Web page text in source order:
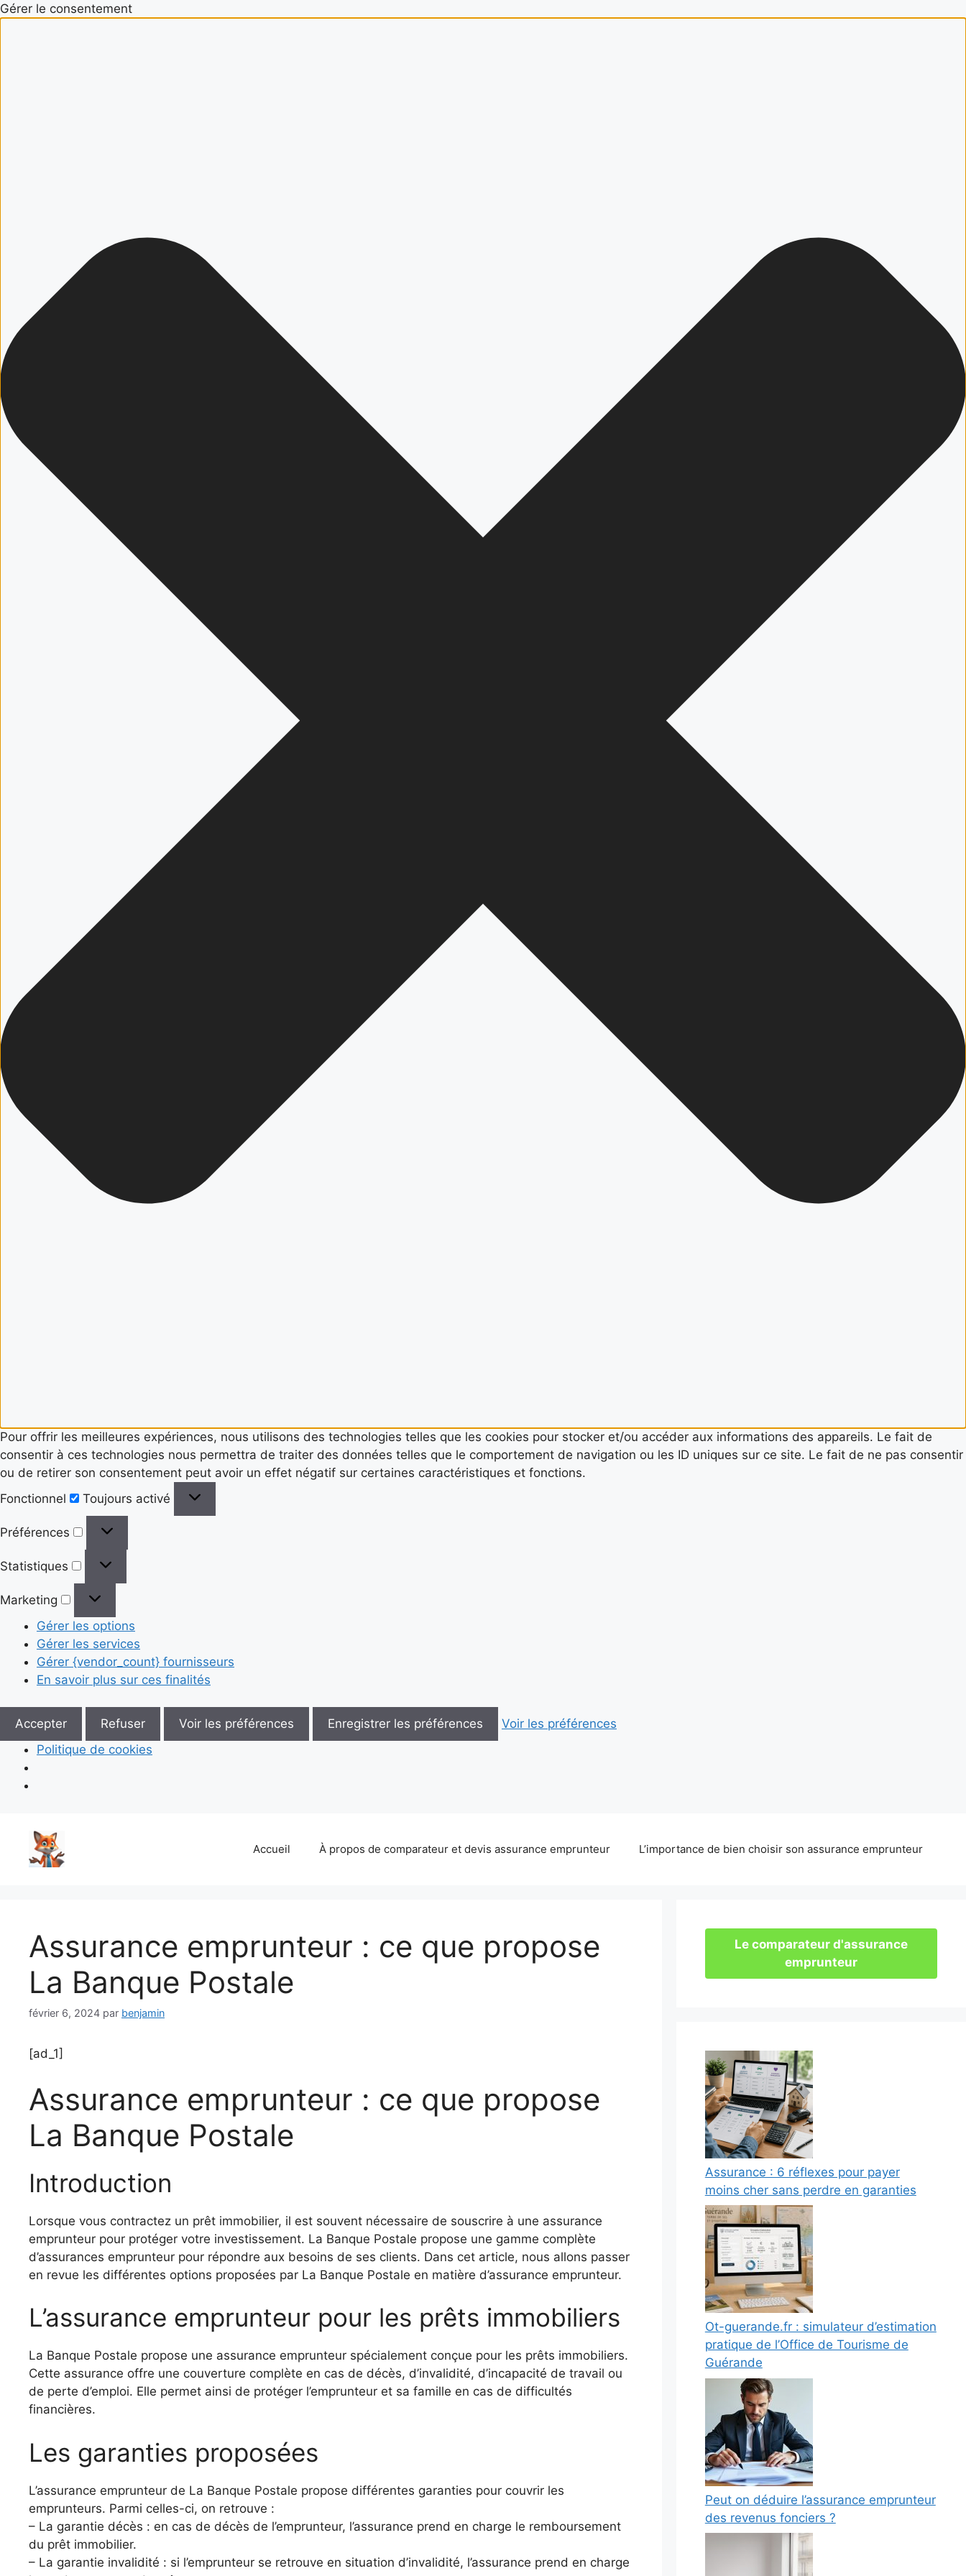
Gérer le consentement
Pour offrir les meilleures expériences, nous utilisons des technologies telles que les cookies pour stocker et/ou accéder aux informations des appareils. Le fait de
consentir à ces technologies nous permettra de traiter des données telles que le comportement de navigation ou les ID uniques sur ce site. Le fait de ne pas consentir
ou de retirer son consentement peut avoir un effet négatif sur certaines caractéristiques et fonctions.
Fonctionnel
Toujours activé
Préférences
Statistiques
Marketing
Gérer les options
Gérer les services
Gérer {vendor_count} fournisseurs
En savoir plus sur ces finalités
Accepter Refuser Voir les préférences Enregistrer les préférences
Voir les préférences
Politique de cookies
contenu
Accueil À propos de comparateur et devis assurance emprunteur L’importance de bien choisir son assurance emprunteur
Assurance emprunteur : ce que propose
La Banque Postale
février 6, 2024 par benjamin
[ad_1]
Assurance emprunteur : ce que propose
La Banque Postale
Introduction
Lorsque vous contractez un prêt immobilier, il est souvent nécessaire de souscrire à une assurance
emprunteur pour protéger votre investissement. La Banque Postale propose une gamme complète
d’assurances emprunteur pour répondre aux besoins de ses clients. Dans cet article, nous allons passer
en revue les différentes options proposées par La Banque Postale en matière d’assurance emprunteur.
L’assurance emprunteur pour les prêts immobiliers
La Banque Postale propose une assurance emprunteur spécialement conçue pour les prêts immobiliers.
Cette assurance offre une couverture complète en cas de décès, d’invalidité, d’incapacité de travail ou
de perte d’emploi. Elle permet ainsi de protéger l’emprunteur et sa famille en cas de difficultés
financières.
Les garanties proposées
L’assurance emprunteur de La Banque Postale propose différentes garanties pour couvrir les
emprunteurs. Parmi celles-ci, on retrouve :
– La garantie décès : en cas de décès de l’emprunteur, l’assurance prend en charge le remboursement
du prêt immobilier.
– La garantie invalidité : si l’emprunteur se retrouve en situation d’invalidité, l’assurance prend en charge
Le comparateur d'assurance
emprunteur
Assurance : 6 réflexes pour payer
moins cher sans perdre en garanties
Ot-guerande.fr : simulateur d’estimation
pratique de l’Office de Tourisme de
Guérande
Peut on déduire l’assurance emprunteur
des revenus fonciers ?